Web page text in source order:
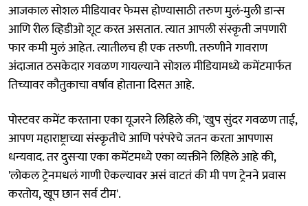
आजकाल सोशल मीडियावर फेमस होण्यासाठी तरुण मुलं-मुली डान्स
आणि रील व्हिडीओ शूट करत असतात. त्यात आपली संस्कृती जपणारी
फार कमी मुलं आहेत. त्यातीलच ही एक तरुणी. तरुणीने गावराण
अंदाजात ठसकेदार गवळण गायल्याने सोशल मीडियामध्ये कमेंटमार्फत
तिच्यावर कौतुकाचा वर्षाव होताना दिसत आहे.
पोस्टवर कमेंट करताना एका यूजरने लिहिले की, 'खुप सुंदर गवळण ताई,
आपण महाराष्ट्राच्या संस्कृतीचे आणि परंपरेचे जतन करता आपणास
धन्यवाद. तर दुसऱ्या एका कमेंटमध्ये एका व्यक्तीने लिहिले आहे की,
'लोकल ट्रेनमधलं गाणी ऐकल्यावर असं वाटतं की मी पण ट्रेनने प्रवास
करतोय, खूप छान सर्व टीम'.